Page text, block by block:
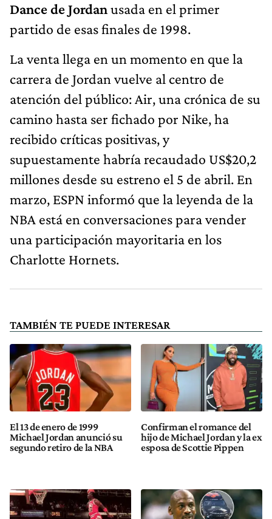
Dance de Jordanusada en el primer
partido de esas finales de 1998.
La venta llega en un momento en que la
carrera de Jordan vuelve al centro de
atención del público: Air, una crónica de su
camino hasta ser fichado por Nike, ha
recibido críticas positivas, y
supuestamente habría recaudado US$20,2
millones desde su estreno el 5 de abril. En
marzo, ESPN informó que la leyenda de la
NBA está en conversaciones para vender
una participación mayoritaria en los
Charlotte Hornets.
TAMBIÉN TE PUEDE INTERESAR
El 13 de enero de 1999
Michael Jordan anunció su
segundo retiro de la NBA
Confirman el romance del
hijo de Michael Jordan y la ex
esposa de Scottie Pippen